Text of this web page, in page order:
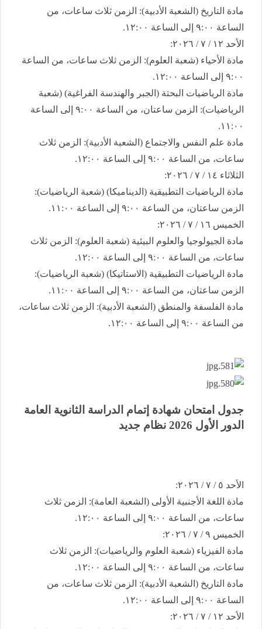
​مادة التاريخ (الشعبة الأدبية): الزمن ثلاث ساعات، من
الساعة ٩:٠٠ إلى الساعة ١٢:٠٠.
​الأحد ١٢ / ٧ / ٢٠٢٦:
​مادة الأحياء (شعبة العلوم): الزمن ثلاث ساعات، من الساعة
٩:٠٠ إلى الساعة ١٢:٠٠.
​مادة الرياضيات البحتة (الجبر والهندسة الفراغية) (شعبة
الرياضيات): الزمن ساعتان، من الساعة ٩:٠٠ إلى الساعة
١١:٠٠.
​مادة علم النفس والاجتماع (الشعبة الأدبية): الزمن ثلاث
ساعات، من الساعة ٩:٠٠ إلى الساعة ١٢:٠٠.
​الثلاثاء ١٤ / ٧ / ٢٠٢٦:
​مادة الرياضيات التطبيقية (الديناميكا) (شعبة الرياضيات):
الزمن ساعتان، من الساعة ٩:٠٠ إلى الساعة ١١:٠٠.
​الخميس ١٦ / ٧ / ٢٠٢٦:
​مادة الجيولوجيا والعلوم البيئية (شعبة العلوم): الزمن ثلاث
ساعات، من الساعة ٩:٠٠ إلى الساعة ١٢:٠٠.
​مادة الرياضيات التطبيقية (الاستاتيكا) (شعبة الرياضيات):
الزمن ساعتان، من الساعة ٩:٠٠ إلى الساعة ١١:٠٠.
​مادة الفلسفة والمنطق (الشعبة الأدبية): الزمن ثلاث ساعات،
من الساعة ٩:٠٠ إلى الساعة ١٢:٠٠.
جدول امتحان شهادة إتمام الدراسة الثانوية العامة ​
الدور الأول 2026 نظام جديد
​الأحد ٥ / ٧ / ٢٠٢٦:
​مادة اللغة الأجنبية الأولى (الشعبة العامة): الزمن ثلاث
ساعات، من الساعة ٩:٠٠ إلى الساعة ١٢:٠٠.
​الخميس ٩ / ٧ / ٢٠٢٦:
​مادة الفيزياء (شعبة العلوم والرياضيات): الزمن ثلاث
ساعات، من الساعة ٩:٠٠ إلى الساعة ١٢:٠٠.
​مادة التاريخ (الشعبة الأدبية): الزمن ثلاث ساعات، من
الساعة ٩:٠٠ إلى الساعة ١٢:٠٠.
​الأحد ١٢ / ٧ / ٢٠٢٦: